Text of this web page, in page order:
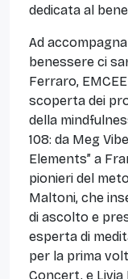
dedicata al
Ad
benessere ci
Ferraro,
scoperta dei
della
108: da Meg
Elements” a
pionieri del
Maltoni, che
di ascolto e
esperta di
per la prima
Concert, e Livia